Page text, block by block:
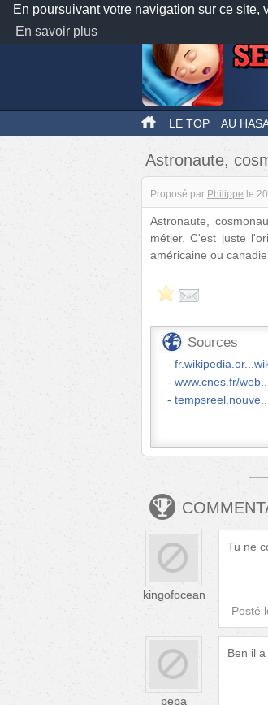
En poursuivant votre navigation sur ce
En savoir plus
LE TOP AU
Astronaute,
Proposé par Philippe le
Astronaute,
métier. C'est juste
américaine ou
Sources
www.cnes.fr/
kingofocean
Tu ne
Posté
pepa
Ben il